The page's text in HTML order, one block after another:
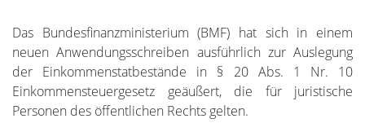
Das Bundesfinanzministerium (BMF) hat sich in einem
neuen Anwendungsschreiben ausführlich zur Auslegung
der Einkommenstatbestände in § 20 Abs. 1 Nr. 10
Einkommensteuergesetz geäußert, die für juristische
Personen des öffentlichen Rechts gelten.